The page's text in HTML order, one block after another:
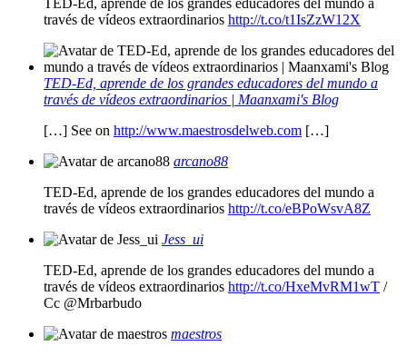
TED-Ed, aprende de los grandes educadores del mundo a
través de vídeos extraordinarios http://t.co/t1IsZzW12X
TED-Ed, aprende de los grandes educadores del mundo a
través de vídeos extraordinarios | Maanxami's Blog
[…] See on http://www.maestrosdelweb.com […]
arcano88
TED-Ed, aprende de los grandes educadores del mundo a
través de vídeos extraordinarios http://t.co/eBPoWsvA8Z
Jess_ui
TED-Ed, aprende de los grandes educadores del mundo a
través de vídeos extraordinarios http://t.co/HxeMvRM1wT /
Cc @Mrbarbudo
maestros